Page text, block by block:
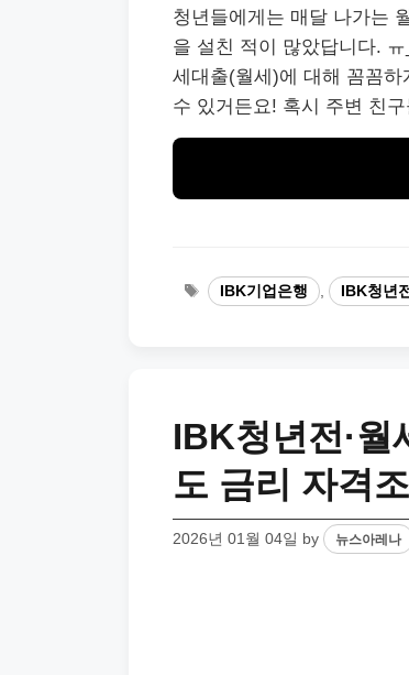
청년들에게는 매달 나가는
을 설친 적이 많았답니다.
세대출(월세)에 대해 꼼꼼
수 있거든요! 혹시 주변 친
TagsIBK기업은행 IBK청년
IBK청년전·
도 금리 자격
2026년 01월 04일 by 뉴스아레나